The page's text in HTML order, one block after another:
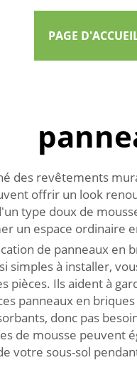
PAGE
des revêtements
offrir un look
type doux de
un espace ordinaire
de panneaux en
simples à installer,
pièces. Ils aident à
panneaux en
donc pas
de mousse peuvent
votre sous-sol